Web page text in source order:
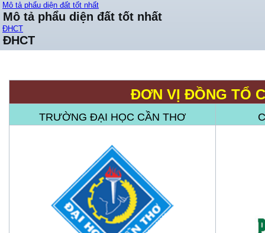
Mô tả phẩu diện đất tốt nhất
Mô tả phẩu diện đất tốt nhất
ĐHCT
ĐHCT
ĐƠN VỊ ĐỒNG TỔ
TRƯỜNG ĐẠI HỌC CẦN THƠ